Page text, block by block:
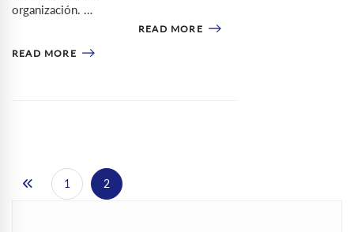
organización. …
READ MORE
READ MORE
1 2